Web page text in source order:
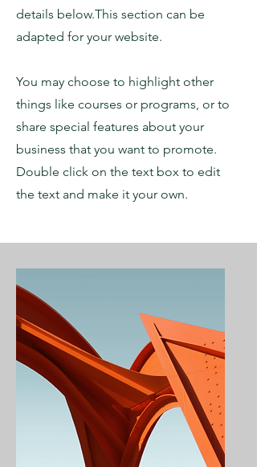
details below.This section can be
adapted for your website.
You may choose to highlight other
things like courses or programs, or to
share special features about your
business that you want to promote.
Double click on the text box to edit
the text and make it your own.